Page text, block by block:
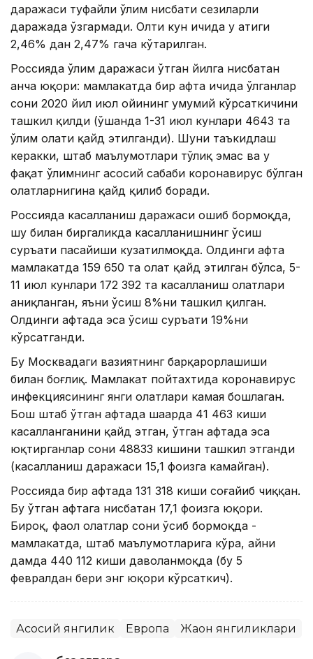
даражаси туфайли ўлим нисбати сезиларли
даражада ўзгармади. Олти кун ичида у атиги
2,46% дан 2,47% гача кўтарилган.
Россияда ўлим даражаси ўтган йилга нисбатан
анча юқори: мамлакатда бир ҳафта ичида ўлганлар
сони 2020 йил июл ойининг умумий кўрсаткичини
ташкил қилди (ўшанда 1-31 июл кунлари 4643 та
ўлим ҳолати қайд этилганди). Шуни таъкидлаш
керакки, штаб маълумотлари тўлиқ эмас ва у
фақат ўлимнинг асосий сабаби коронавирус бўлган
ҳолатларнигина қайд қилиб боради.
Россияда касалланиш даражаси ошиб бормоқда,
шу билан биргаликда касалланишнинг ўсиш
суръати пасайиши кузатилмоқда. Олдинги ҳафта
мамлакатда 159 650 та ҳолат қайд этилган бўлса, 5-
11 июл кунлари 172 392 та касалланиш ҳолатлари
аниқланган, яъни ўсиш 8%ни ташкил қилган.
Олдинги ҳафтада эса ўсиш суръати 19%ни
кўрсатганди.
Бу Москвадаги вазиятнинг барқарорлашиши
билан боғлиқ. Мамлакат пойтахтида коронавирус
инфекциясининг янги ҳолатлари камая бошлаган.
Бош штаб ўтган ҳафтада шаҳарда 41 463 киши
касалланганини қайд этган, ўтган ҳафтада эса
юқтирганлар сони 48833 кишини ташкил этганди
(касалланиш даражаси 15,1 фоизга камайган).
Россияда бир ҳафтада 131 318 киши соғайиб чиққан.
Бу ўтган ҳафтага нисбатан 17,1 фоизга юқори.
Бироқ, фаол ҳолатлар сони ўсиб бормоқда -
мамлакатда, штаб маълумотларига кўра, айни
дамда 440 112 киши даволанмоқда (бу 5
февралдан бери энг юқори кўрсаткич).
Асосий янгилик Европа Жаҳон янгиликлари